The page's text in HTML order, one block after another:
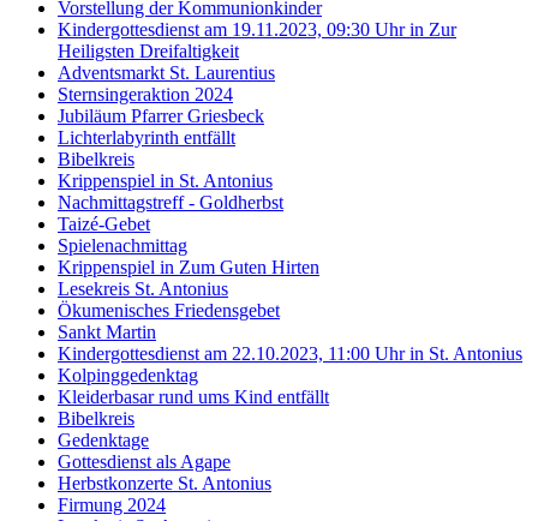
Vorstellung der Kommunionkinder
Kindergottesdienst am 19.11.2023, 09:30 Uhr in Zur
Heiligsten Dreifaltigkeit
Adventsmarkt St. Laurentius
Sternsingeraktion 2024
Jubiläum Pfarrer Griesbeck
Lichterlabyrinth entfällt
Bibelkreis
Krippenspiel in St. Antonius
Nachmittagstreff - Goldherbst
Taizé-Gebet
Spielenachmittag
Krippenspiel in Zum Guten Hirten
Lesekreis St. Antonius
Ökumenisches Friedensgebet
Sankt Martin
Kindergottesdienst am 22.10.2023, 11:00 Uhr in St. Antonius
Kolpinggedenktag
Kleiderbasar rund ums Kind entfällt
Bibelkreis
Gedenktage
Gottesdienst als Agape
Herbstkonzerte St. Antonius
Firmung 2024